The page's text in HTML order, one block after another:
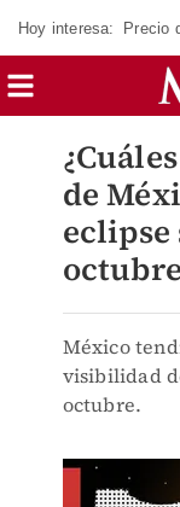
Hoy interesa: Precio
de
eclipse
México
visibilidad
octubre.